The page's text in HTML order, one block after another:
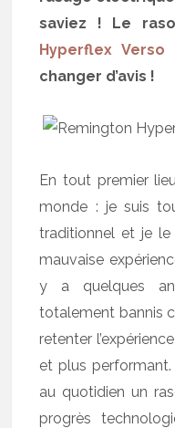
saviez ! Le
Hyperflex Verso
changer d’avis !
En tout premier
monde : je suis
traditionnel et je le
mauvaise
y a quelques
totalement bannis
retenter
et plus performant.
au quotidien un
progrès